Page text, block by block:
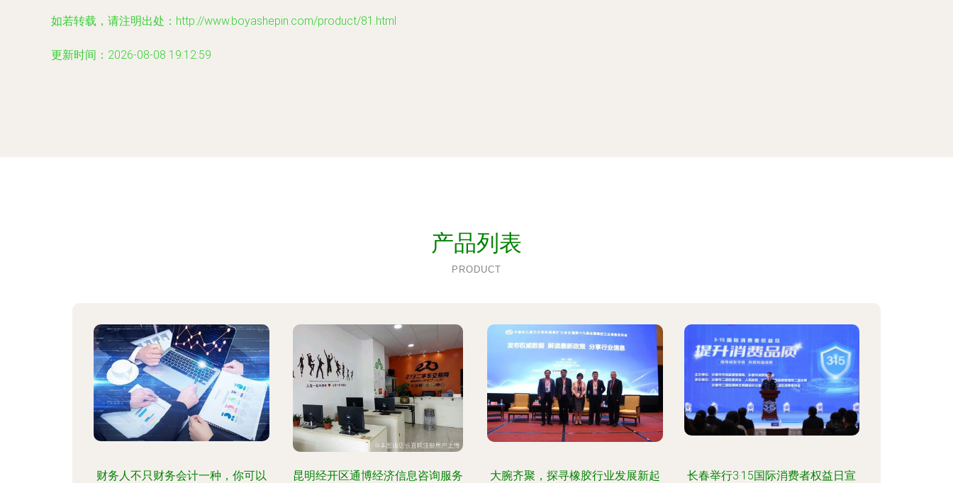
如若转载，请注明出处：http://www.boyashepin.com/product/81.html
更新时间：2026-08-08 19:12:59
产品列表
PRODUCT
财务人不只财务会计一种，你可以
昆明经开区通博经济信息咨询服务
大腕齐聚，探寻橡胶行业发展新起
长春举行3·15国际消费者权益日宣